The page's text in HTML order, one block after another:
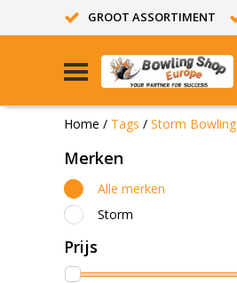
GROOT ASSORTIMENT
Home / Tags / Storm Bowling
Merken
Alle merken
Storm
Prijs